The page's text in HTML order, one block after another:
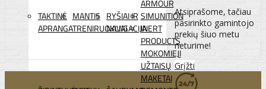
ARMOUR
TAKTINĖ
APRANGA
MANTIS
TRENIRUOKLIAI
RYŠIAI IR
NAVIGACIJA
SIMUNITION
INERT
PRODUCTS
MOKOMIEJI
UŽTAISŲ
MAKETAI
Atsiprašome, tačiau
pasirinkto gamintojo
prekių šiuo metu
neturime!
Grįžti